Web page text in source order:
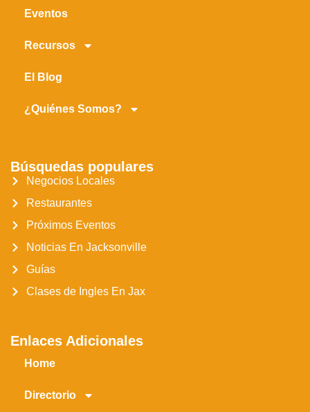
Eventos
Recursos
El Blog
¿Quiénes Somos?
Búsquedas populares
Negocios Locales
Restaurantes
Próximos Eventos
Noticias En Jacksonville
Guías
Clases de Ingles En Jax
Enlaces Adicionales
Home
Directorio